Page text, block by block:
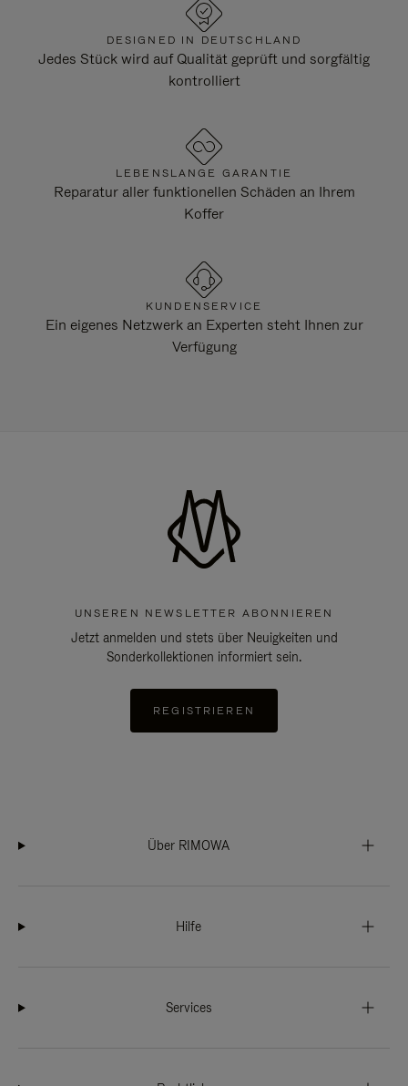
DESIGNED IN DEUTSCHLAND
Jedes Stück wird auf Qualität geprüft und sorgfältig
kontrolliert
LEBENSLANGE GARANTIE
Reparatur aller funktionellen Schäden an Ihrem
Koffer
KUNDENSERVICE
Ein eigenes Netzwerk an Experten steht Ihnen zur
Verfügung
UNSEREN NEWSLETTER ABONNIEREN
Jetzt anmelden und stets über Neuigkeiten und
Sonderkollektionen informiert sein.
REGISTRIEREN
Über RIMOWA
Hilfe
Services